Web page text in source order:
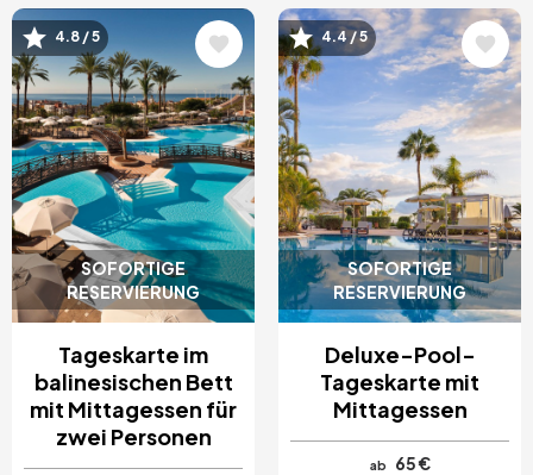
SOFORTIGE
RESERVIERUNG
Bild4.8 / 5
Tageskarte im
balinesischen Bett
mit Mittagessen für
zwei Personen
SOFORTIGE
RESERVIERUNG
Bild4.4 / 5
Deluxe-Pool-
Tageskarte mit
Mittagessen
ab 65 €